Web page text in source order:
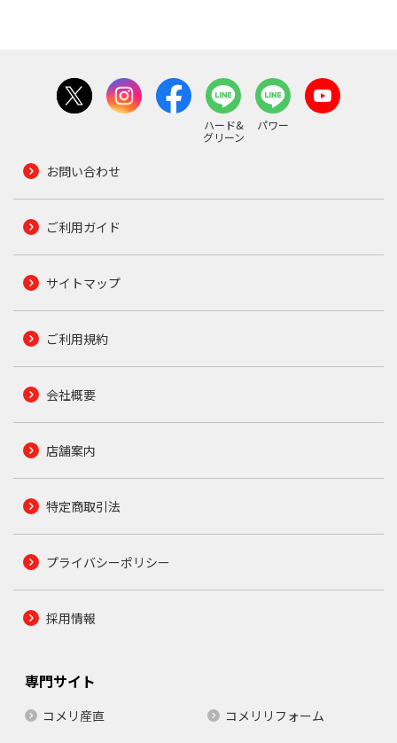
ハード&
グリーン
パワー
お問い合わせ
ご利用ガイド
サイトマップ
ご利用規約
会社概要
店舗案内
特定商取引法
プライバシーポリシー
採用情報
専門サイト
コメリ産直
コメリリフォーム